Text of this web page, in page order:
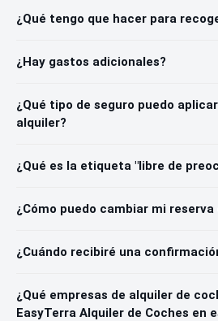
¿Qué tengo que hacer para
¿Hay gastos adicionales?
¿Qué tipo de seguro puedo
alquiler?
¿Qué es la etiqueta "libre de
¿Cómo puedo cambiar mi
¿Cuándo recibiré una
¿Qué empresas de alquiler de
EasyTerra Alquiler de Coches en